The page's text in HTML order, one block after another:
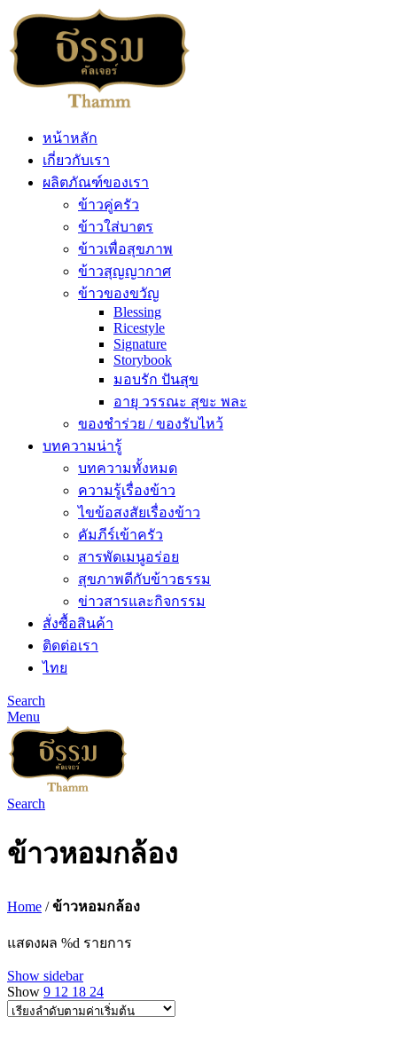
หน้าหลัก
เกี่ยวกับเรา
ผลิตภัณฑ์ของเรา
ข้าวคู่ครัว
ข้าวใส่บาตร
ข้าวเพื่อสุขภาพ
ข้าวสุญญากาศ
ข้าวของขวัญ
Blessing
Ricestyle
Signature
Storybook
มอบรัก ปันสุข
อายุ วรรณะ สุขะ พละ
ของชำร่วย / ของรับไหว้
บทความน่ารู้
บทความทั้งหมด
ความรู้เรื่องข้าว
ไขข้อสงสัยเรื่องข้าว
คัมภีร์เข้าครัว
สารพัดเมนูอร่อย
สุขภาพดีกับข้าวธรรม
ข่าวสารและกิจกรรม
สั่งซื้อสินค้า
ติดต่อเรา
ไทย
Search
Menu
Search
ข้าวหอมกล้อง
Home /ข้าวหอมกล้อง
แสดงผล %d รายการ
Show sidebar
Show 9 12 18 24